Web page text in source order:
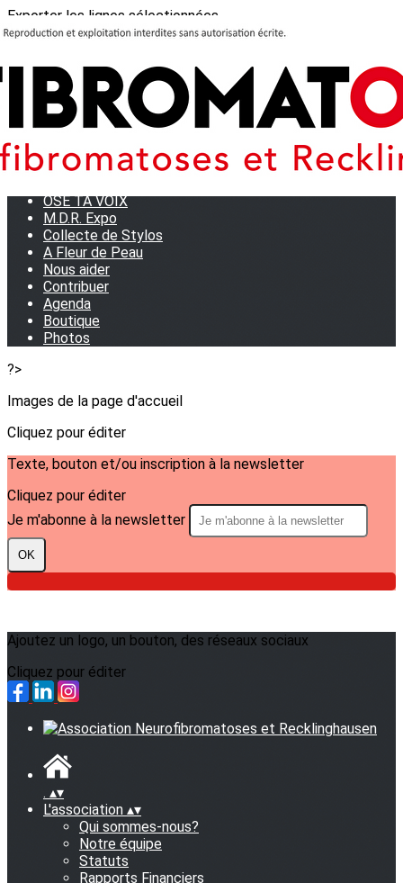
Exporter les lignes sélectionnées
Exporter toutes les colonnes
Journées Partage 2026 - La Rochelle
Les manifestations
OSE TA VOIX
M.D.R. Expo
Collecte de Stylos
A Fleur de Peau
Nous aider
Contribuer
Agenda
Boutique
Photos
?>
Images de la page d'accueil
Cliquez pour éditer
Texte, bouton et/ou inscription à la newsletter
Cliquez pour éditer
Je m'abonne à la newsletter
OK
Ajoutez un logo, un bouton, des réseaux sociaux
Cliquez pour éditer
. ▴▾
L'association ▴▾
Qui sommes-nous?
Notre équipe
Statuts
Rapports Financiers